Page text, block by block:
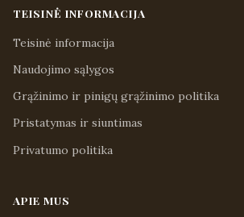
TEISINĖ INFORMACIJA
Teisinė informacija
Naudojimo sąlygos
Grąžinimo ir pinigų grąžinimo politika
Pristatymas ir siuntimas
Privatumo politika
APIE MUS